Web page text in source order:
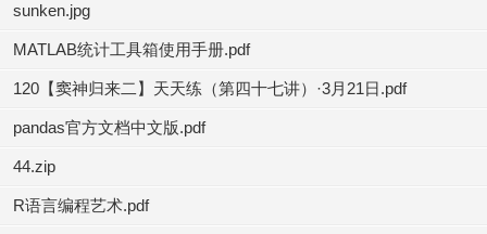
sunken.jpg
MATLAB统计工具箱使用手册.pdf
120【窦神归来二】天天练（第四十七讲）·3月21日.pdf
pandas官方文档中文版.pdf
44.zip
R语言编程艺术.pdf